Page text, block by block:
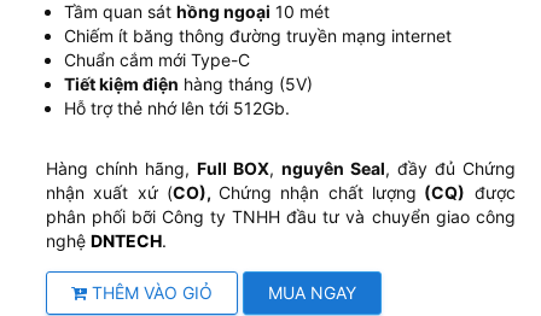
Tầm quan sát hồng ngoại 10 mét
Chiếm ít băng thông đường truyền mạng internet
Chuẩn cắm mới Type-C
Tiết kiệm điện hàng tháng (5V)
Hỗ trợ thẻ nhớ lên tới 512Gb.
Hàng chính hãng, Full BOX, nguyên Seal, đầy đủ Chứng
nhận xuất xứ (CO),Chứng nhận chất lượng (CQ) được
phân phối bỡi Công ty TNHH đầu tư và chuyển giao công
nghệ DNTECH.
THÊM VÀO GIỎ MUA NGAY